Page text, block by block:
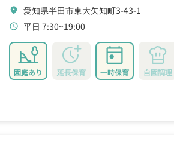
location_on 愛知県半田市東大矢知町3-43-1
schedule 平日 7:30~19:00
園庭あり 延長保育 一時保育 自園調理